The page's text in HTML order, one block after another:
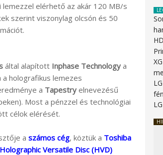
elérhető az akár 120 MB/s
szerint viszonylag olcsón és 50
által alapított Inphase Technology a
holografikus lemezes
a Tapestry elnevezésű
Most a pénzzel és technológiai
célok elérését.
a számos cég, köztük a Toshiba
Holographic Versatile Disc (HVD)